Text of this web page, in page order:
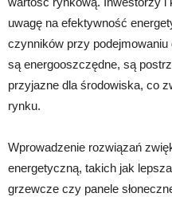
uwagę na efektywność
czynników przy
są energooszczędne, są
przyjazne dla środowiska, co
rynku.
Wprowadzenie rozwiązań
energetyczną, takich jak
grzewcze czy panele